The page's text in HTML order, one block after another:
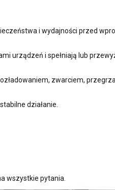
i wydajności przed
urządzeń i spełniają lub
zwarciem,
działanie.
wszystkie pytania.